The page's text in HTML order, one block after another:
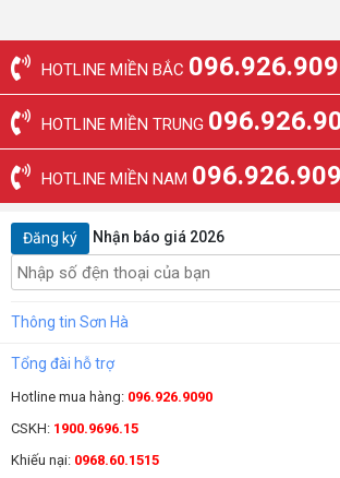
HOTLINE MIỀN BẮC
HOTLINE MIỀN TRUNG
HOTLINE MIỀN NAM
Đăng ký Nhận báo giá 2026
Thông tin Sơn Hà
Tổng đài hỗ trợ
Hotline mua hàng: 096.926.9090
CSKH: 1900.9696.15
Khiếu nại: 0968.60.1515